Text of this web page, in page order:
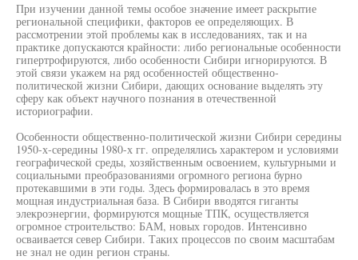
При изучении данной темы особое значение имеет раскрытие
региональной специфики, факторов ее определяющих. В
рассмотрении этой проблемы как в исследованиях, так и на
практике допускаются крайности: либо региональные особенности
гипертрофируются, либо особенности Сибири игнорируются. В
этой связи укажем на ряд особенностей общественно-
политической жизни Сибири, дающих основание выделять эту
сферу как объект научного познания в отечественной
историографии.
Особенности общественно-политической жизни Сибири середины
1950-х-середины 1980-х гг. определялись характером и условиями
географической среды, хозяйственным освоением, культурными и
социальными преобразованиями огромного региона бурно
протекавшими в эти годы. Здесь формировалась в это время
мощная индустриальная база. В Сибири вводятся гиганты
элекроэнергии, формируются мощные ТПК, осуществляется
огромное строительство: БАМ, новых городов. Интенсивно
осваивается север Сибири. Таких процессов по своим масштабам
не знал не один регион страны.